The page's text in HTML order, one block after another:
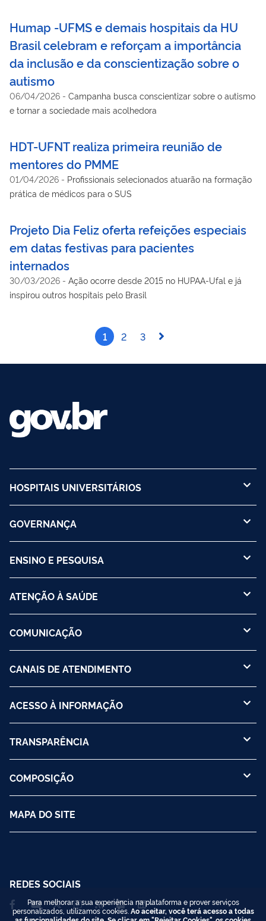
Humap -UFMS e demais hospitais da HU
Brasil celebram e reforçam a importância
da inclusão e da conscientização sobre o
autismo
06/04/2026 - Campanha busca conscientizar sobre o autismo
e tornar a sociedade mais acolhedora
HDT-UFNT realiza primeira reunião de
mentores do PMME
01/04/2026 - Profissionais selecionados atuarão na formação
prática de médicos para o SUS
Projeto Dia Feliz oferta refeições especiais
em datas festivas para pacientes
internados
30/03/2026 - Ação ocorre desde 2015 no HUPAA-Ufal e já
inspirou outros hospitais pelo Brasil
1 2 3
HOSPITAIS UNIVERSITÁRIOS
GOVERNANÇA
ENSINO E PESQUISA
ATENÇÃO À SAÚDE
COMUNICAÇÃO
CANAIS DE ATENDIMENTO
ACESSO À INFORMAÇÃO
TRANSPARÊNCIA
COMPOSIÇÃO
MAPA DO SITE
REDES SOCIAIS
Para melhorar a sua experiência na plataforma e prover serviços
personalizados, utilizamos cookies. Ao aceitar, você terá acesso a todas